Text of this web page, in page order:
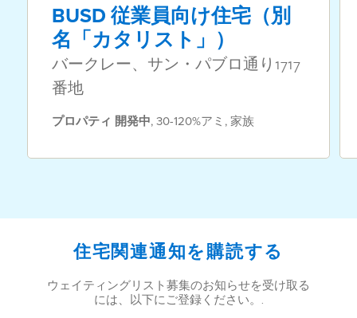
BUSD 従業員向け住宅（別
名「カタリスト」）
バークレー、サン・パブロ通り1717
番地
プロパティ 開発中,30-120%アミ ,家族
住宅関連通知を購読する
ウェイティングリスト募集のお知らせを受け取る
には、以下にご登録ください。.